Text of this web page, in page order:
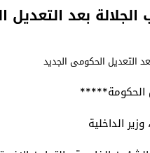
بعد التعديل